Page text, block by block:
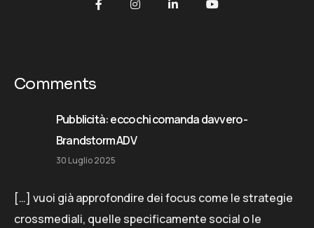
Comments
Pubblicità: ecco chi comanda davvero -
Brandstorm ADV
30 Luglio 2025
[…] vuoi già approfondire dei focus come le strategie
crossmediali, quelle specificamente social o le